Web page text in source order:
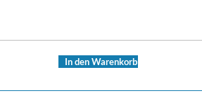
In den Warenkorb